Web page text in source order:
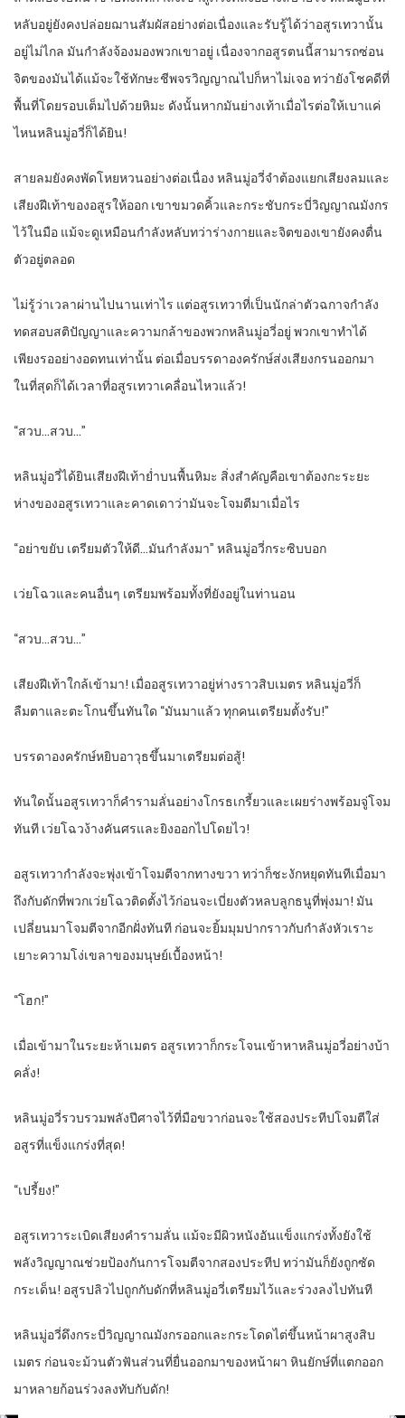
หลับอยู่ยังคงปล่อยฌานสัมผัสอย่างต่อเนื่องและรับรู้ได้ว่าอสูรเทวานั้น
อยู่ไม่ไกล มันกำลังจ้องมองพวกเขาอยู่ เนื่องจากอสูรตนนี้สามารถซ่อน
จิตของมันได้แม้จะใช้ทักษะชีพจรวิญญาณไปก็หาไม่เจอ ทว่ายังโชคดีที่
พื้นที่โดยรอบเต็มไปด้วยหิมะ ดังนั้นหากมันย่างเท้าเมื่อไรต่อให้เบาแค่
ไหนหลินมู่อวี่ก็ได้ยิน!
สายลมยังคงพัดโหยหวนอย่างต่อเนื่อง หลินมู่อวี่จำต้องแยกเสียงลมและ
เสียงฝีเท้าของอสูรให้ออก เขาขมวดคิ้วและกระชับกระบี่วิญญาณมังกร
ไว้ในมือ แม้จะดูเหมือนกำลังหลับทว่าร่างกายและจิตของเขายังคงตื่น
ตัวอยู่ตลอด
ไม่รู้ว่าเวลาผ่านไปนานเท่าไร แต่อสูรเทวาที่เป็นนักล่าตัวฉกาจกำลัง
ทดสอบสติปัญญาและความกล้าของพวกหลินมู่อวี่อยู่ พวกเขาทำได้
เพียงรออย่างอดทนเท่านั้น ต่อเมื่อบรรดาองครักษ์ส่งเสียงกรนออกมา
ในที่สุดก็ได้เวลาที่อสูรเทวาเคลื่อนไหวแล้ว!
“สวบ…สวบ…”
หลินมู่อวี่ได้ยินเสียงฝีเท้าย่ำบนพื้นหิมะ สิ่งสำคัญคือเขาต้องกะระยะ
ห่างของอสูรเทวาและคาดเดาว่ามันจะโจมตีมาเมื่อไร
“อย่าขยับ เตรียมตัวให้ดี…มันกำลังมา” หลินมู่อวี่กระซิบบอก
เว่ยโฉวและคนอื่นๆ เตรียมพร้อมทั้งที่ยังอยู่ในท่านอน
“สวบ…สวบ…”
เสียงฝีเท้าใกล้เข้ามา! เมื่ออสูรเทวาอยู่ห่างราวสิบเมตร หลินมู่อวี่ก็
ลืมตาและตะโกนขึ้นทันใด “มันมาแล้ว ทุกคนเตรียมตั้งรับ!”
บรรดาองครักษ์หยิบอาวุธขึ้นมาเตรียมต่อสู้!
ทันใดนั้นอสูรเทวาก็คำรามลั่นอย่างโกรธเกรี้ยวและเผยร่างพร้อมจู่โจม
ทันที เว่ยโฉวง้างคันศรและยิงออกไปโดยไว!
อสูรเทวากำลังจะพุ่งเข้าโจมตีจากทางขวา ทว่าก็ชะงักหยุดทันทีเมื่อมา
ถึงกับดักที่พวกเว่ยโฉวติดตั้งไว้ก่อนจะเบี่ยงตัวหลบลูกธนูที่พุ่งมา! มัน
เปลี่ยนมาโจมตีจากอีกฝั่งทันที ก่อนจะยิ้มมุมปากราวกับกำลังหัวเราะ
เยาะความโง่เขลาของมนุษย์เบื้องหน้า!
“โฮก!”
เมื่อเข้ามาในระยะห้าเมตร อสูรเทวาก็กระโจนเข้าหาหลินมู่อวี่อย่างบ้า
คลั่ง!
หลินมู่อวี่รวบรวมพลังปีศาจไว้ที่มือขวาก่อนจะใช้สองประทีปโจมตีใส่
อสูรที่แข็งแกร่งที่สุด!
“เปรี้ยง!”
อสูรเทวาระเบิดเสียงคำรามลั่น แม้จะมีผิวหนังอันแข็งแกร่งทั้งยังใช้
พลังวิญญาณช่วยป้องกันการโจมตีจากสองประทีป ทว่ามันก็ยังถูกซัด
กระเด็น! อสูรปลิวไปถูกกับดักที่หลินมู่อวี่เตรียมไว้และร่วงลงไปทันที
หลินมู่อวี่ดึงกระบี่วิญญาณมังกรออกและกระโดดไต่ขึ้นหน้าผาสูงสิบ
เมตร ก่อนจะม้วนตัวฟันส่วนที่ยื่นออกมาของหน้าผา หินยักษ์ที่แตกออก
มาหลายก้อนร่วงลงทับกับดัก!